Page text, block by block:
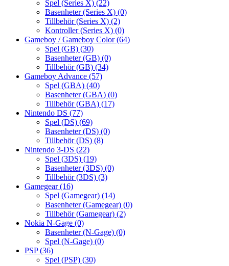
Spel (Series X) (22)
Basenheter (Series X) (0)
Tillbehör (Series X) (2)
Kontroller (Series X) (0)
Gameboy / Gameboy Color(64)
Spel (GB) (30)
Basenheter (GB) (0)
Tillbehör (GB) (34)
Gameboy Advance (57)
Spel (GBA) (40)
Basenheter (GBA) (0)
Tillbehör (GBA) (17)
Nintendo DS (77)
Spel (DS) (69)
Basenheter (DS) (0)
Tillbehör (DS) (8)
Nintendo 3-DS (22)
Spel (3DS) (19)
Basenheter (3DS) (0)
Tillbehör (3DS) (3)
Gamegear(16)
Spel (Gamegear) (14)
Basenheter (Gamegear) (0)
Tillbehör (Gamegear) (2)
Nokia N-Gage (0)
Basenheter (N-Gage) (0)
Spel (N-Gage) (0)
PSP(36)
Spel (PSP) (30)